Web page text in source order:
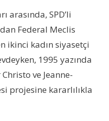
arasında, SPD’li
Federal Meclis
ikinci kadın siyasetçi
1995 yazında
ve Jeanne-
projesine kararlılıkla